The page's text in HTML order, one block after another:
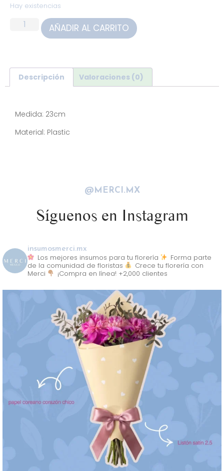
Hay existencias
AÑADIR AL CARRITO
Descripción Valoraciones (0)
Medida: 23cm
Material: Plastic
@MERCI.MX
Síguenos en Instagram
insumosmerci.mx
Los mejores insumos para tu florería
Forma parte
de la comunidad de floristas
Crece tu florería con
Merci
¡Compra en línea! +2,000 clientes